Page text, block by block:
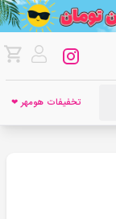
تخفیفات هومهر ❤